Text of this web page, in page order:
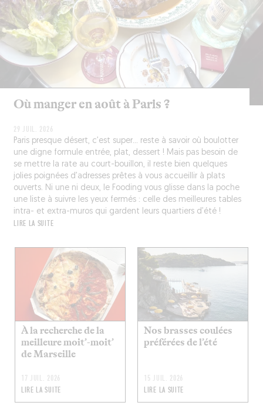
Où manger en août à Paris ?
29 JUIL. 2026
Paris presque désert, c’est super... reste à savoir où boulotter
une digne formule entrée, plat, dessert ! Mais pas besoin de
se mettre la rate au court-bouillon, il reste bien quelques
jolies poignées d’adresses prêtes à vous accueillir à plats
ouverts. Ni une ni deux, le Fooding vous glisse dans la poche
une liste à suivre les yeux fermés : celle des meilleures tables
intra- et extra-muros qui gardent leurs quartiers d’été !
LIRE LA SUITE
À la recherche de la
meilleure moit’-moit’
de Marseille
17 JUIL. 2026
LIRE LA SUITE
Nos brasses coulées
préférées de l’été
15 JUIL. 2026
LIRE LA SUITE